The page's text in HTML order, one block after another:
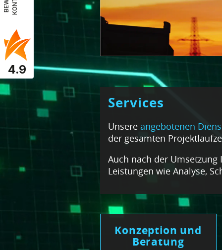
Services
Unsere angebotenen
der gesamten
Auch nach der
Leistungen wie Analyse,
Konzeption und
Beratung
4.9